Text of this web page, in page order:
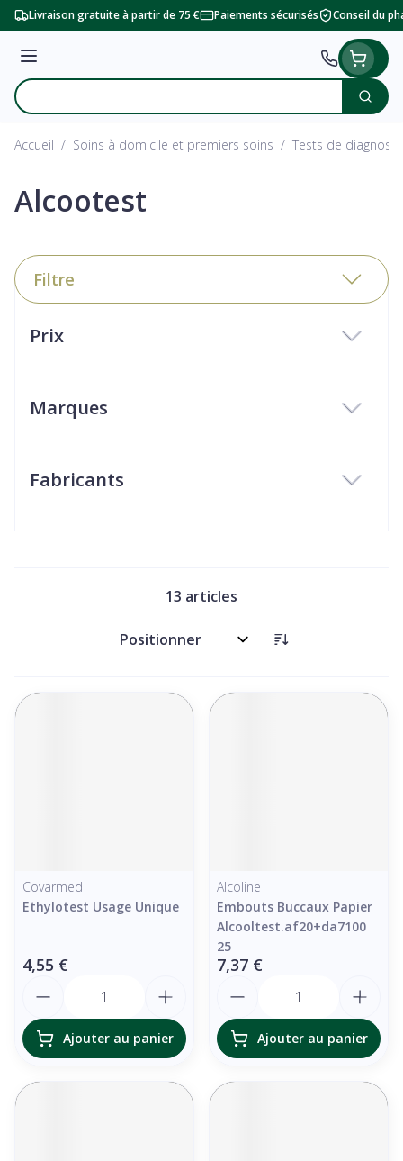
Aller au contenu
Livraison gratuite à partir de 75 € Paiements sécurisés Conseil du
Menu
Rechercher
Accueil / Soins à domicile et premiers soins / Tests de
Alcootest
Filtre
Prix
Marques
Fabricants
13 articles
Trier par:
Covarmed
Ethylotest Usage Unique
4,55 €
Ajouter au panier
Alcoline
Embouts Buccaux Papier
Alcooltest.af20+da7100
25
7,37 €
Ajouter au panier